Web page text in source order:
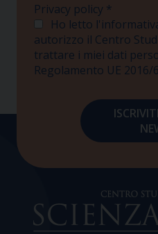
Privacy policy *
Ho letto
autorizzo il Centro
trattare i miei dati
Regolamento UE 2016/